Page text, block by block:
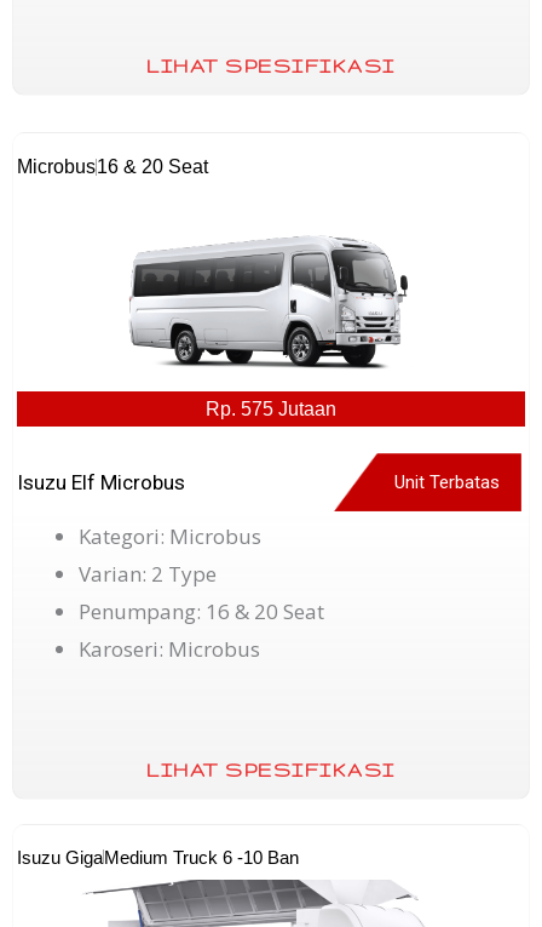
LIHAT SPESIFIKASI
Microbus16 & 20 Seat
Rp. 575 Jutaan
Isuzu Elf Microbus Unit Terbatas
Kategori: Microbus
Varian: 2 Type
Penumpang: 16 & 20 Seat
Karoseri: Microbus
LIHAT SPESIFIKASI
Isuzu GigaMedium Truck 6 -10 Ban